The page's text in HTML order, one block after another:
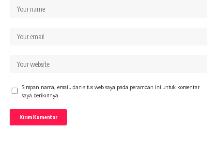
Simpan nama, email, dan situs web saya pada peramban ini untuk komentar
saya berikutnya.